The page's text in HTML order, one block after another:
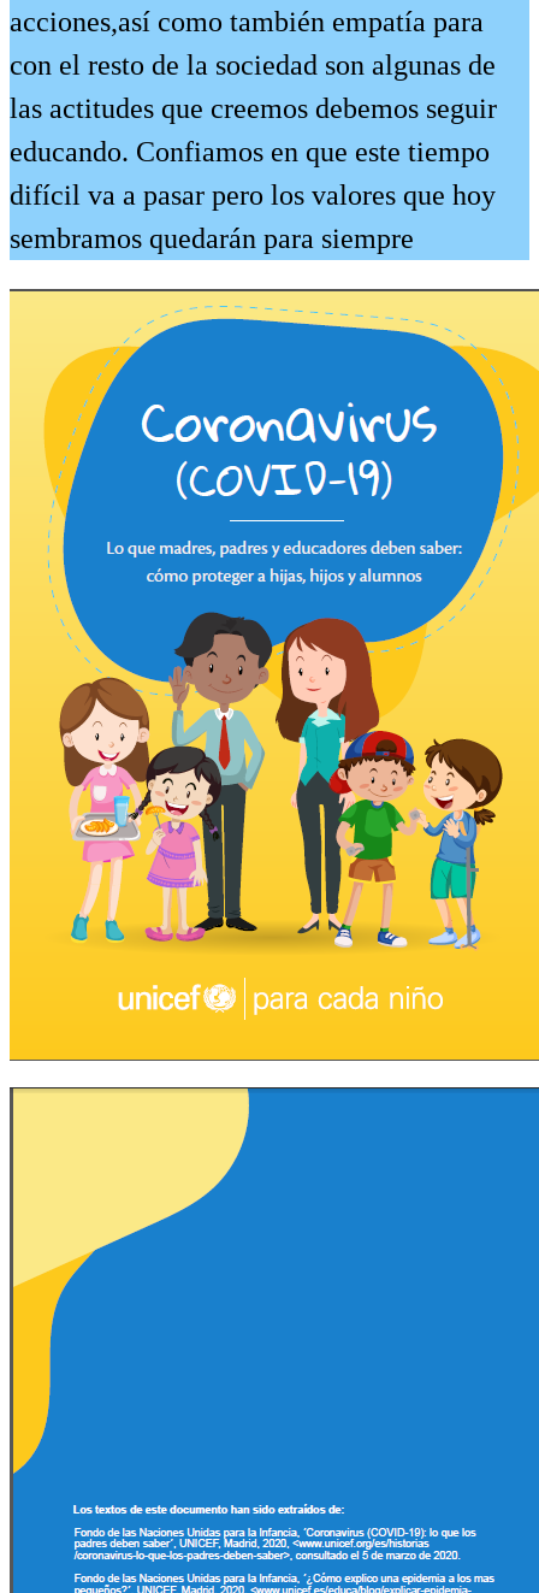
acciones,así como también empatía para
con el resto de la sociedad son algunas de
las actitudes que creemos debemos seguir
educando. Confiamos en que este tiempo
difícil va a pasar pero los valores que hoy
sembramos quedarán para siempre